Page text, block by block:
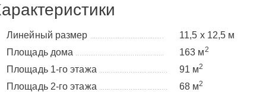
Линейный размер
11,5 х 12,5 м
Площадь дома
163 м2
Площадь 1-го этажа 91 м2
Площадь 2-го этажа 68 м2